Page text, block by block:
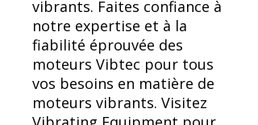
vibrants. Faites confiance à
notre expertise et à la
fiabilité éprouvée des
moteurs Vibtec pour tous
vos besoins en matière de
moteurs vibrants. Visitez